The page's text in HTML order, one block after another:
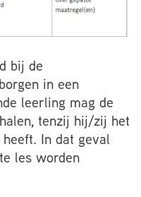
bij de
in een
leerling mag de
tenzij hij/zij het
In dat geval
les worden